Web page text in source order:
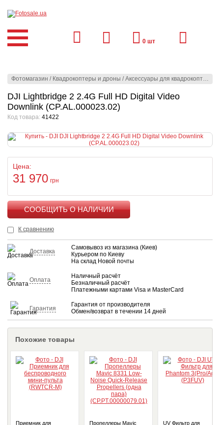
Фотомагазин / Квадрокоптеры и дроны /Аксессуары для квадрокоптеров
DJI Lightbridge 2 2.4G Full HD Digital Video
Downlink (CP.AL.000023.02)
Код товара: 41422
Цена:
31 970 грн
К сравнению
Доставка
Самовывоз из магазина (Киев)
Курьером по Киеву
На склад Новой почты
Оплата
Наличный расчёт
Безналичный расчёт
Платежными картами Visa и MasterCard
Гарантия
Гарантия от производителя
Обмен/возврат в течении 14 дней
Похожие товары
Приемник для
Пропеллеры Mavic
UV Фильтр для
0 шт